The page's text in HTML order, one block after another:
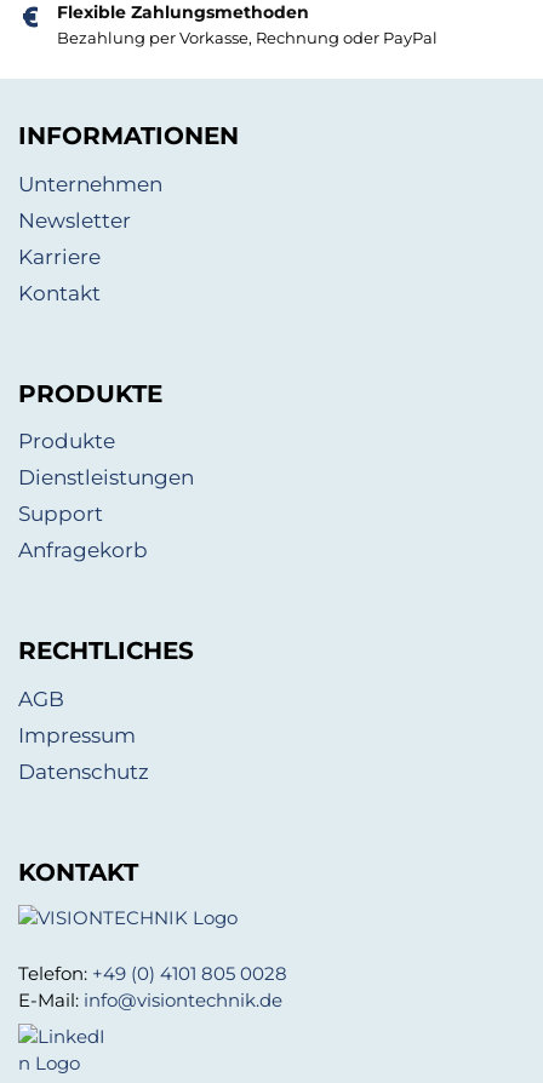
Flexible Zahlungsmethoden
Bezahlung per Vorkasse, Rechnung oder PayPal
INFORMATIONEN
Unternehmen
Newsletter
Karriere
Kontakt
PRODUKTE
Produkte
Dienstleistungen
Support
Anfragekorb
RECHTLICHES
AGB
Impressum
Datenschutz
KONTAKT
Telefon: +49 (0) 4101 805 0028
E-Mail: info@visiontechnik.de